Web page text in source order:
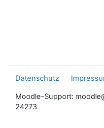
Datenschutz
Moodle-Support:
24273